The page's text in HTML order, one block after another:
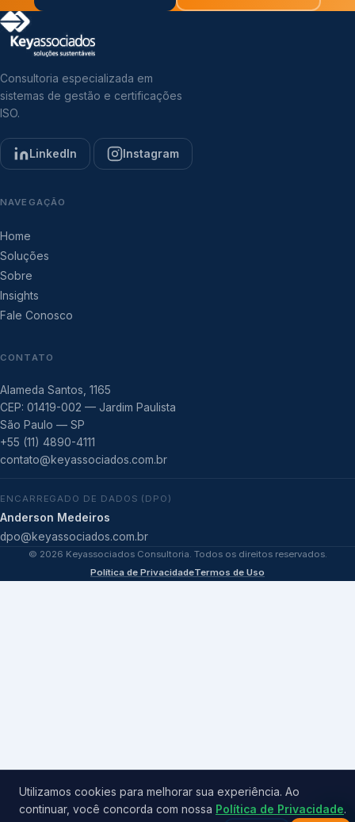
Consultoria especializada em
sistemas de gestão e certificações
ISO.
LinkedIn Instagram
NAVEGAÇÃO
Home
Soluções
Sobre
Insights
Fale Conosco
CONTATO
Alameda Santos, 1165
CEP: 01419-002 — Jardim Paulista
São Paulo — SP
+55 (11) 4890-4111
contato@keyassociados.com.br
ENCARREGADO DE DADOS (DPO)
Anderson Medeiros
dpo@keyassociados.com.br
© 2026 Keyassociados Consultoria. Todos os direitos reservados.
Política de PrivacidadeTermos de Uso
Utilizamos cookies para melhorar sua experiência. Ao
continuar, você concorda com nossa Política de Privacidade.